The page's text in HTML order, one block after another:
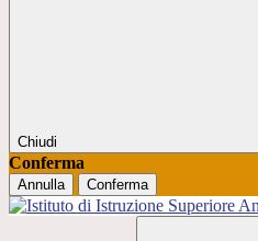
Chiudi
Conferma
Annulla Conferma